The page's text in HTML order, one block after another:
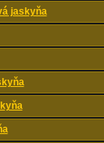
jaskyňa